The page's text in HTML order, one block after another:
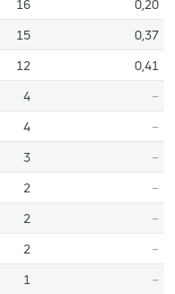
16
0,20
15
0,37
12
0,41
4
–
4
–
3
–
2
–
2
–
2
–
1
–